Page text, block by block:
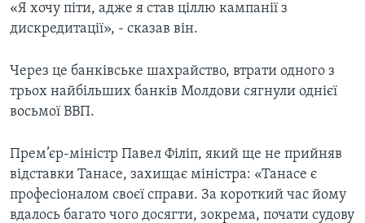
«Я хочу піти, адже я став ціллю кампанії з
дискредитації», - сказав він.
Через це банківське шахрайство, втрати одного з
трьох найбільших банків Молдови сягнули однієї
восьмої ВВП.
Прем’єр-міністр Павел Філіп, який ще не прийняв
відставки Танасе, захищає міністра: «Танасе є
професіоналом своєї справи. За короткий час йому
вдалось багато чого досягти, зокрема, почати судову